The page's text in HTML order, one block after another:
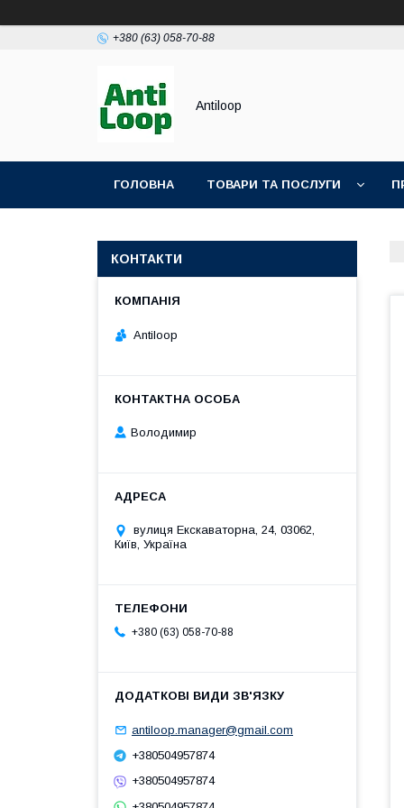
+380 (63) 058-70-88
Antiloop
ГОЛОВНА ТОВАРИ ТА ПОСЛУГИ
КОНТАКТИ
Antiloop
Володимир
вулиця Екскаваторна, 24, 03062,
Київ, Україна
+380 (63) 058-70-88
antiloop.manager@gmail.com
+380504957874
+380504957874